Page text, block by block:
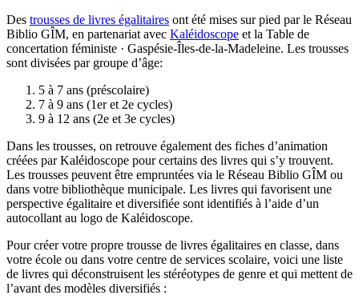
Des trousses de livres égalitaires ont été mises sur pied par le Réseau
Biblio GÎM, en partenariat avec Kaléidoscope et la Table de
concertation féministe · Gaspésie-Îles-de-la-Madeleine. Les trousses
sont divisées par groupe d’âge:
5 à 7 ans (préscolaire)
7 à 9 ans (1er et 2e cycles)
9 à 12 ans (2e et 3e cycles)
Dans les trousses, on retrouve également des fiches d’animation
créées par Kaléidoscope pour certains des livres qui s’y trouvent.
Les trousses peuvent être empruntées via le Réseau Biblio GÎM ou
dans votre bibliothèque municipale. Les livres qui favorisent une
perspective égalitaire et diversifiée sont identifiés à l’aide d’un
autocollant au logo de Kaléidoscope.
Pour créer votre propre trousse de livres égalitaires en classe, dans
votre école ou dans votre centre de services scolaire, voici une liste
de livres qui déconstruisent les stéréotypes de genre et qui mettent de
l’avant des modèles diversifiés :